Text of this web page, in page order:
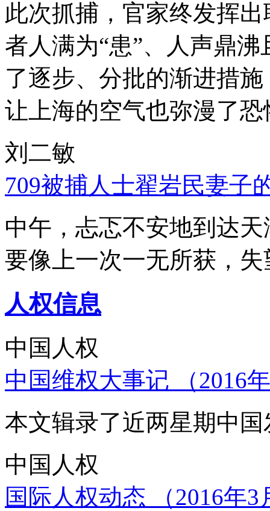
此次抓捕，官家终发挥
者人满为“患”、人声鼎
了逐步、分批的渐进措
让上海的空气也弥漫了
刘二敏
709被捕人士翟岩民妻子
中午，忐忑不安地到达
要像上一次一无所获，
人权信息
中国人权
中国维权大事记 （2016
本文辑录了近两星期中
中国人权
国际人权动态 （2016年